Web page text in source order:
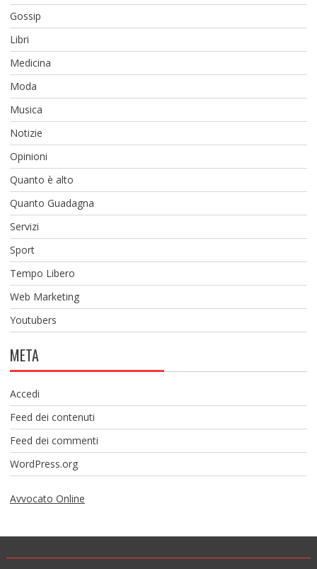
Gossip
Libri
Medicina
Moda
Musica
Notizie
Opinioni
Quanto è alto
Quanto Guadagna
Servizi
Sport
Tempo Libero
Web Marketing
Youtubers
META
Accedi
Feed dei contenuti
Feed dei commenti
WordPress.org
Avvocato Online